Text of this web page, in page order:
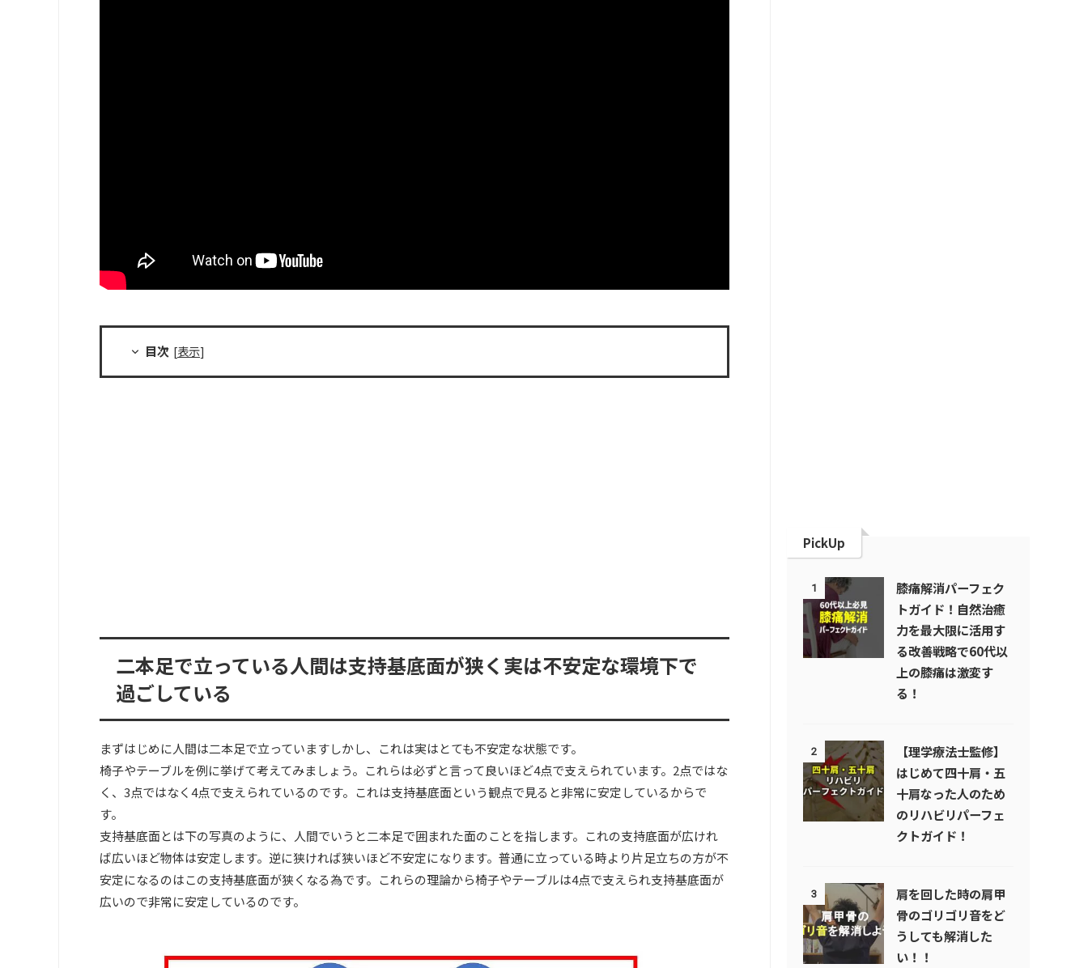
目次 [表示]
二本足で立っている人間は支持基底面が狭く実は不安定な環境下で
過ごしている
まずはじめに人間は二本足で立っていますしかし、これは実はとても不安定な状態です。
椅子やテーブルを例に挙げて考えてみましょう。これらは必ずと言って良いほど4点で支えられています。2点ではな
く、3点ではなく4点で支えられているのです。これは支持基底面という観点で見ると非常に安定しているからで
す。
支持基底面とは下の写真のように、人間でいうと二本足で囲まれた面のことを指します。これの支持底面が広けれ
ば広いほど物体は安定します。逆に狭ければ狭いほど不安定になります。普通に立っている時より片足立ちの方が不
安定になるのはこの支持基底面が狭くなる為です。これらの理論から椅子やテーブルは4点で支えられ支持基底面が
広いので非常に安定しているのです。
PickUp
1
膝痛解消パーフェク
トガイド！自然治癒
力を最大限に活用す
る改善戦略で60代以
上の膝痛は激変す
る！
2
【理学療法士監修】
はじめて四十肩・五
十肩なった人のため
のリハビリパーフェ
クトガイド！
3
肩を回した時の肩甲
骨のゴリゴリ音をど
うしても解消した
い！！